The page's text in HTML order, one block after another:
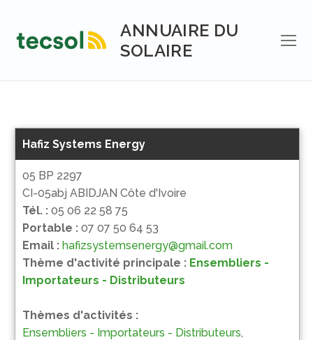
contenu
ANNUAIRE DU
SOLAIRE
Hafiz Systems Energy
05 BP 2297
CI-05abj ABIDJAN Côte d'Ivoire
Tél. : 05 06 22 58 75
Portable : 07 07 50 64 53
Email : hafizsystemsenergy@gmail.com
Thème d'activité principale : Ensembliers -
Importateurs - Distributeurs
Thèmes d'activités :
Ensembliers - Importateurs - Distributeurs,